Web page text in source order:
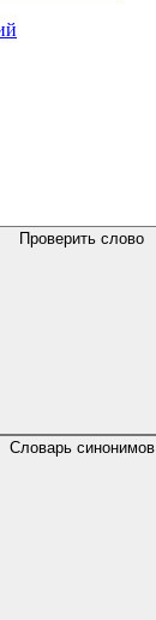
Проверить слово
Словарь синонимов